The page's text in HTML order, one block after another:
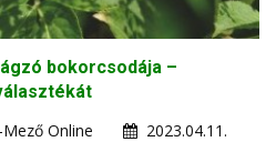
bokorcsodája –
Online
2023.04.11.